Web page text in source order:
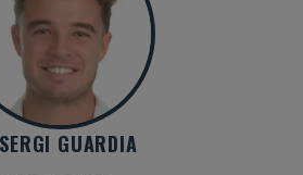
SERGI GUARDIA